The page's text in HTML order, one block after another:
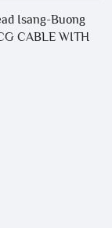
Isang-Buong
CABLE WITH